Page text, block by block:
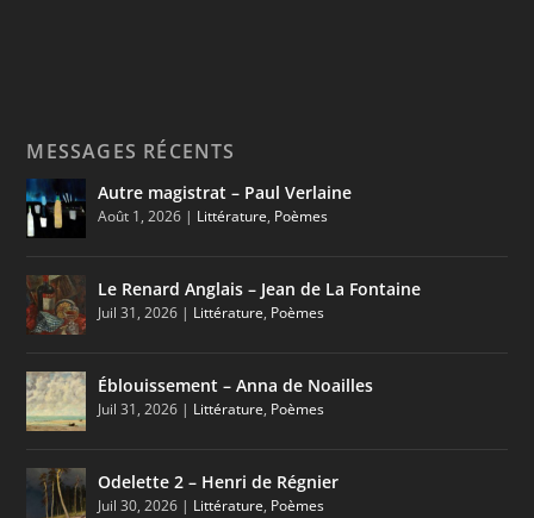
MESSAGES RÉCENTS
Autre magistrat – Paul Verlaine
Août 1, 2026 | Littérature, Poèmes
Le Renard Anglais – Jean de La Fontaine
Juil 31, 2026 | Littérature, Poèmes
Éblouissement – Anna de Noailles
Juil 31, 2026 | Littérature, Poèmes
Odelette 2 – Henri de Régnier
Juil 30, 2026 | Littérature, Poèmes